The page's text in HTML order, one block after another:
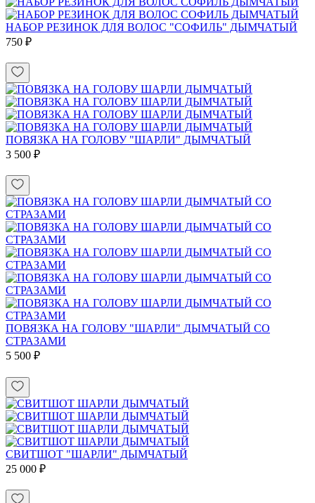
НАБОР РЕЗИНОК ДЛЯ ВОЛОС "СОФИЛЬ" ДЫМЧАТЫЙ
750 ₽
ПОВЯЗКА НА ГОЛОВУ "ШАРЛИ" ДЫМЧАТЫЙ
3 500 ₽
ПОВЯЗКА НА ГОЛОВУ "ШАРЛИ" ДЫМЧАТЫЙ СО
СТРАЗАМИ
5 500 ₽
СВИТШОТ "ШАРЛИ" ДЫМЧАТЫЙ
25 000 ₽